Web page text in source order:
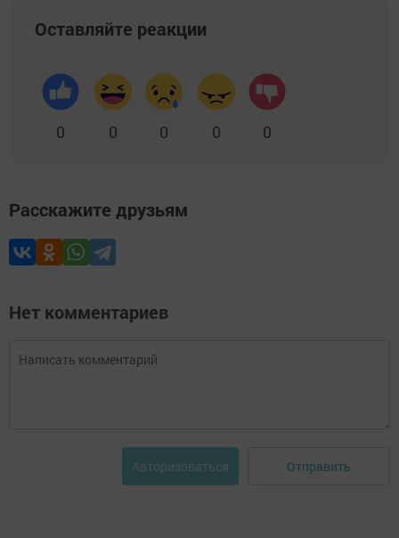
Оставляйте реакции
0 0 0 0 0
Расскажите друзьям
Нет комментариев
Авторизоваться Отправить